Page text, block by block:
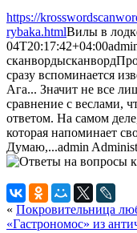
https://
rybaka.htmlВилы в
04T20:17:42+04:00
сканвордысканворд
сразу вспоминается
Ага... Значит не все
сравнение с веслами,
ответом. На самом
которая напоминает
Думаю,...admin
« Покровительница
«Гастрономос» из